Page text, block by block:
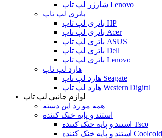
شارژر لپ تاپ Lenovo
باتری لپ تاپ
باتری لپ تاپ HP
باتری لپ تاپ Acer
باتری لپ تاپ ASUS
باتری لپ تاپ Dell
باتری لپ تاپ Lenovo
هارد لپ تاپ
هارد لپ تاپ Seagate
هارد لپ تاپ Western Digital
لوازم جانبی لپ تاپ
همه موارد این دسته
استند و پایه خنک کننده
استند و پایه خنک کننده Tsco
استند و پایه خنک کننده Coolcold